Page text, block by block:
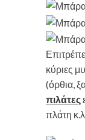
κύριες
(όρθια,
πιλάτες
πλάτη